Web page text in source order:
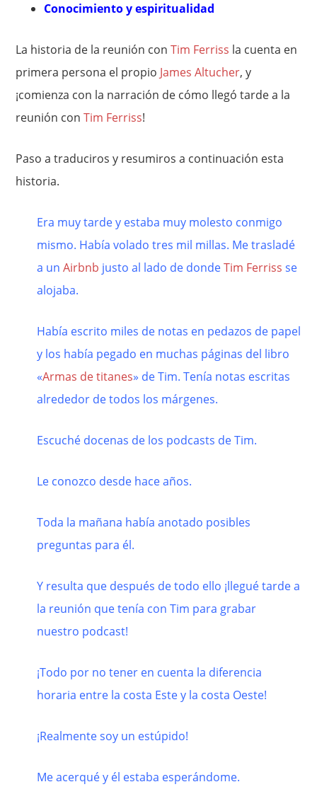
Conocimiento y espiritualidad
La historia de la reunión conTim Ferriss la cuenta en
primera persona el propio James Altucher, y
¡comienza con la narración de cómo llegó tarde a la
reunión conTim Ferriss!
Paso a traduciros y resumiros a continuación esta
historia.
Era muy tarde y estaba muy molesto conmigo
mismo. Había volado tres mil millas. Me trasladé
a unAirbnb justo al lado de dondeTim Ferriss se
alojaba.
Había escrito miles de notas en pedazos de papel
y los había pegado en muchas páginas del libro
«Armas de titanes» de Tim. Tenía notas escritas
alrededor de todos los márgenes.
Escuché docenas de los podcasts de Tim.
Le conozco desde hace años.
Toda la mañana había anotado posibles
preguntas para él.
Y resulta que después de todo ello ¡llegué tarde a
la reunión que tenía con Tim para grabar
nuestro podcast!
¡Todo por no tener en cuenta la diferencia
horaria entre la costa Este y la costa Oeste!
¡Realmente soy un estúpido!
Me acerqué y él estaba esperándome.